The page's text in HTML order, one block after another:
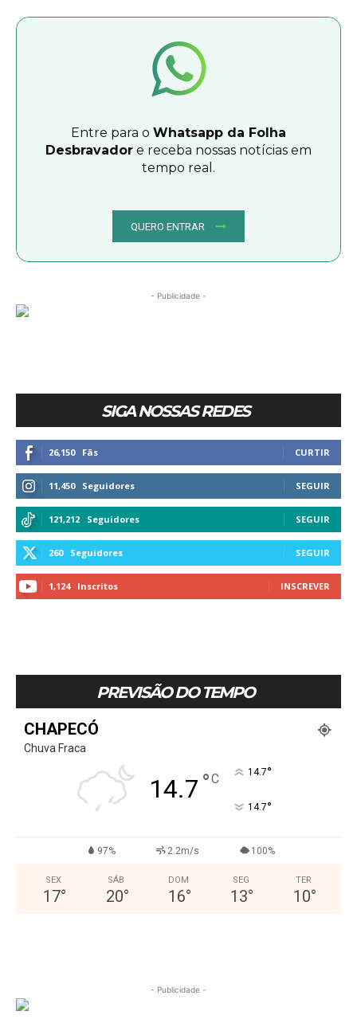
Entre para o Whatsapp da Folha
Desbravador e receba nossas notícias em
tempo real.
QUERO ENTRAR
- Publicidade -
SIGA NOSSAS REDES
26,150 Fãs CURTIR
11,450 Seguidores SEGUIR
121,212 Seguidores SEGUIR
260 Seguidores SEGUIR
1,124 Inscritos INSCREVER
PREVISÃO DO TEMPO
CHAPECÓ
Chuva Fraca
14.7 °C 14.7°
14.7°
97% 2.2m/s 100%
SEX
17°
SÁB
20°
DOM
16°
SEG
13°
TER
10°
- Publicidade -